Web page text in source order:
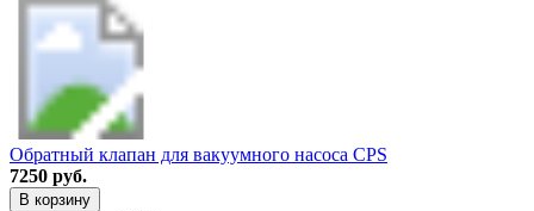
Обратный клапан для вакуумного насоса CPS
7250 руб.
В корзину